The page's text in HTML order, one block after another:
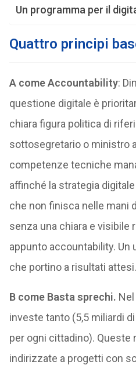
Un programma per il
Quattro principi
A come Accountability:
questione digitale è
chiara figura politica di
sottosegretario o ministro
competenze tecniche
affinché la strategia
che non finisca nelle mani
senza una chiara e visibile
appunto accountability.
che portino a risultati attesi.
B come Basta sprechi.
investe tanto (5,5 miliardi
per ogni cittadino).
indirizzate a progetti con